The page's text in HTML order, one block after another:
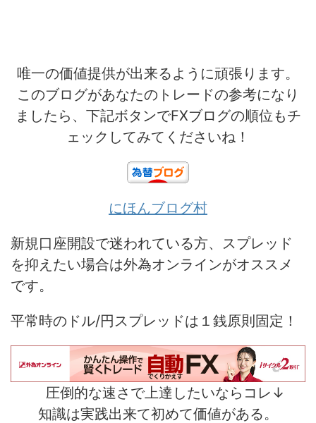
唯一の価値提供が出来るように頑張ります。
このブログがあなたのトレードの参考になり
ましたら、下記ボタンでFXブログの順位もチ
ェックしてみてくださいね！
にほんブログ村
新規口座開設で迷われている方、スプレッド
を抑えたい場合は外為オンラインがオススメ
です。
平常時のドル/円スプレッドは１銭原則固定！
圧倒的な速さで上達したいならコレ↓
知識は実践出来て初めて価値がある。